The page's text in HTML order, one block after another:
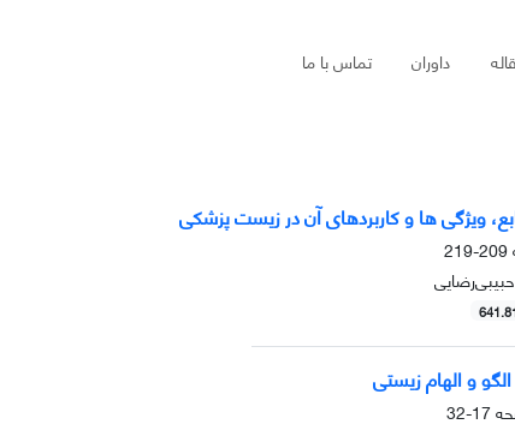
داوران تماس با ما
ویژگی ها و کاربردهای آن در زیست پزشکی
209-219
و الهام­ زیستی
17-32